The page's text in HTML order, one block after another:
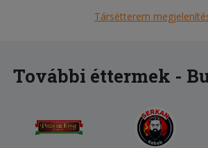
Társétterem
További éttermek -